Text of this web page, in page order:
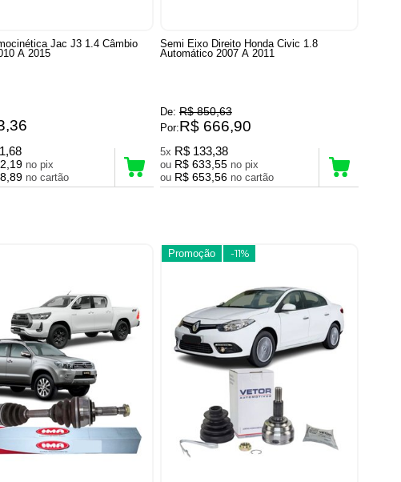
Jac J3 1.4 Câmbio
A 2015
no pix
no cartão
Semi Eixo Direito Honda Civic 1.8
Automático 2007 A 2011
De: R$ 850,63
Por:R$ 666,90
5x R$ 133,38
ou R$ 633,55
no pix
ou R$ 653,56 no cartão
Promoção -11%